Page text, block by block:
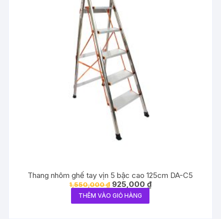
Thang nhôm ghế tay vịn 5 bậc cao 125cm DA-C5
1,550,000₫ Giá
gốc
là:
1,550,000 ₫.
925,000₫Giá
hiện
THÊM VÀO GIỎ HÀNG